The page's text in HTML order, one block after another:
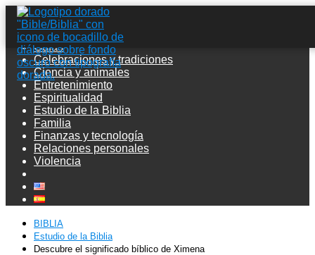
Guías
Celebraciones y tradiciones
Ciencia y animales
Entretenimiento
Espiritualidad
Estudio de la Biblia
Familia
Finanzas y tecnología
Relaciones personales
Violencia
BIBLIA
Estudio de la Biblia
Descubre el significado bíblico de Ximena